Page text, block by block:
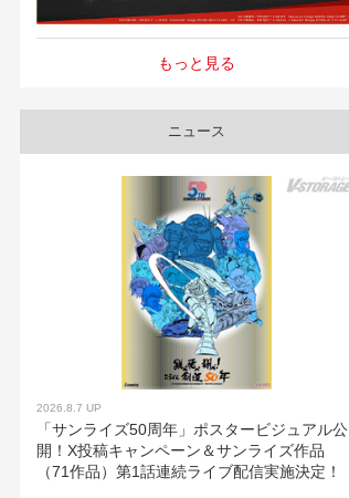
もっと見る
ニュース
2026.8.7 UP
「サンライズ50周年」ポスタービジュアル公
開！X投稿キャンペーン＆サンライズ作品
（71作品）第1話連続ライブ配信実施決定！